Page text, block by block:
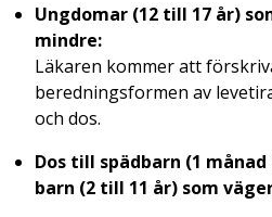
Ungdomar (12 till 17 år)
mindre:
Läkaren kommer att
beredningsformen av
och dos.
Dos till spädbarn (1
barn (2 till 11 år) som